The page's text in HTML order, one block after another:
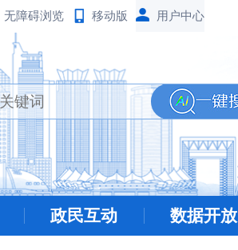
无障碍浏览 移动版
政民互动 数据开放